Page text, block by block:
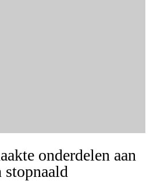
onderdelen aan
stopnaald